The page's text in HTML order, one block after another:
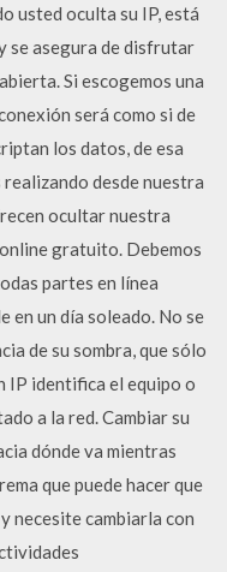
usted oculta su IP, está
se asegura de disfrutar
Si escogemos una
será como si de
los datos, de esa
desde nuestra
ocultar nuestra
gratuito. Debemos
partes en línea
en un día soleado. No se
de su sombra, que sólo
IP identifica el equipo o
a la red. Cambiar su
dónde va mientras
que puede hacer que
necesite cambiarla con